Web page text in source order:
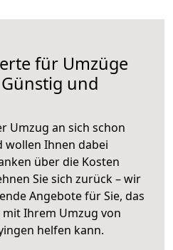
für Umzüge
Günstig und
Umzug an sich schon
wollen Ihnen dabei
über die Kosten
Sie sich zurück – wir
Angebote für Sie, das
mit Ihrem Umzug von
helfen kann.